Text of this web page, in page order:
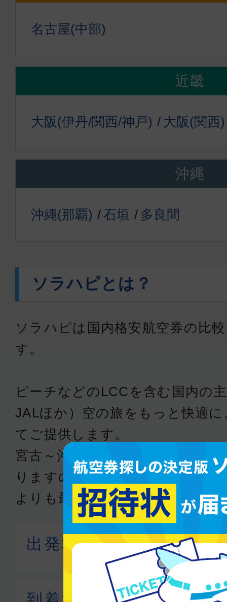
名古屋(中部)
近畿
大阪(伊丹/関西/神戸) 大阪(関西)
沖縄
沖縄(那覇) 石垣 多良間
ソラハピとは？
ソラハピは国内格安航空券の比
す。
ピーチなどのLCCを含む国内の
JALほか）空の旅をもっと快適
てご提供します。
宮古～沖縄(那覇)間の格安航空
りますので、直接各航空会社か
よりも最大88％お得に航空券を